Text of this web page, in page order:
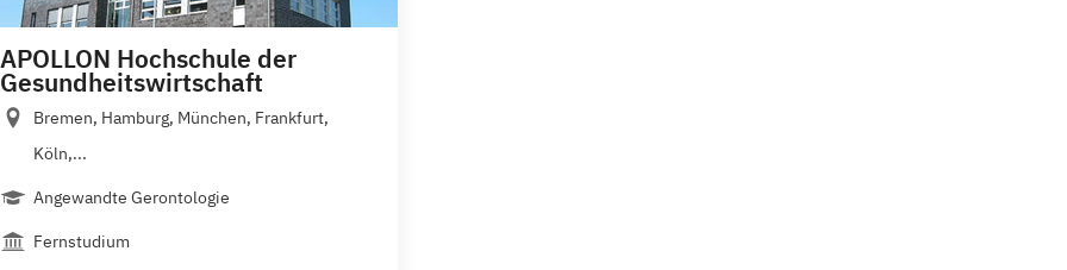
APOLLON Hochschule der
Gesundheitswirtschaft
Bremen, Hamburg, München, Frankfurt,
Köln,...
Angewandte Gerontologie
Fernstudium